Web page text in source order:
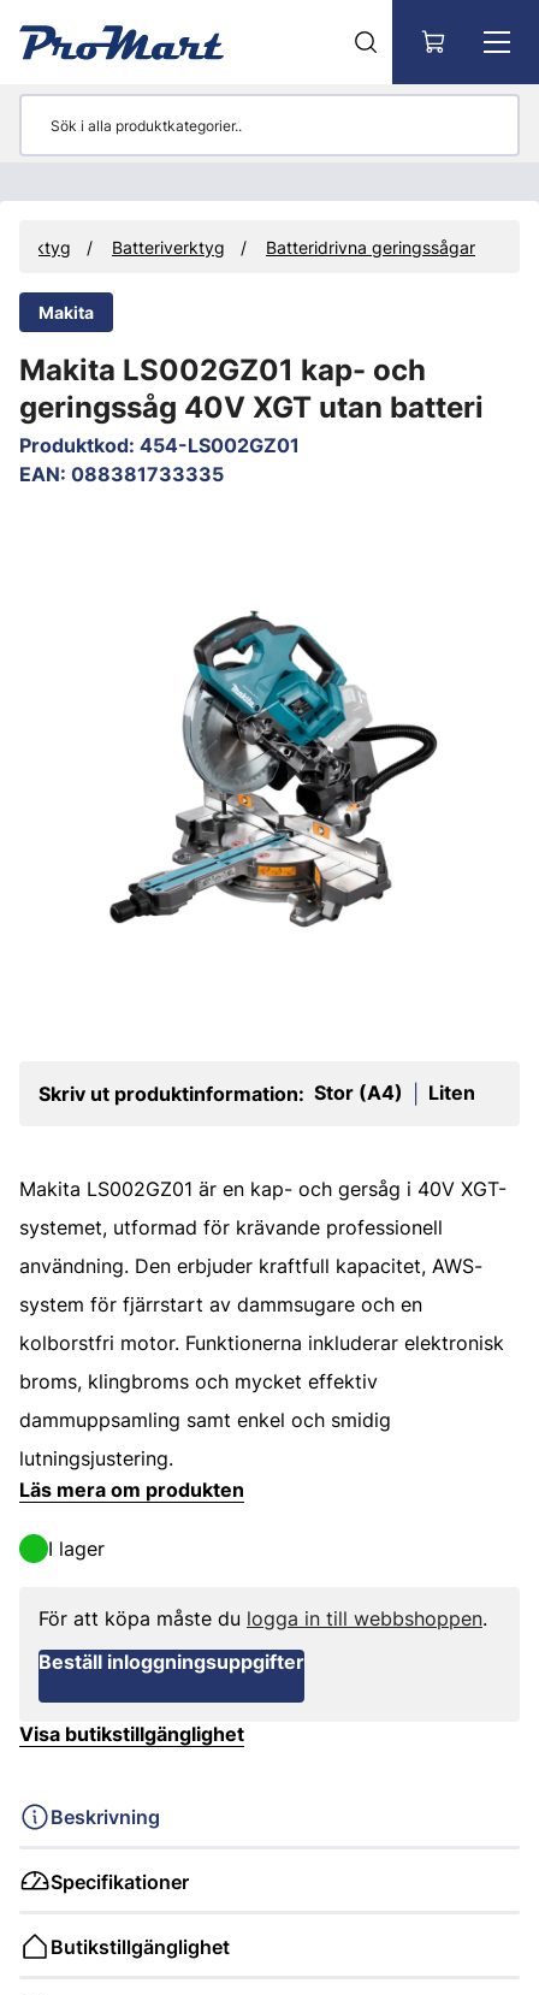
Verktyg Batteriverktyg Batteridrivna geringssågar
Makita
Makita LS002GZ01 kap- och
geringssåg 40V XGT utan batteri
Produktkod: 454-LS002GZ01
EAN: 088381733335
Skriv ut produktinformation: Stor (A4) Liten
Makita LS002GZ01 är en kap- och gersåg i 40V XGT-
systemet, utformad för krävande professionell
användning. Den erbjuder kraftfull kapacitet, AWS-
system för fjärrstart av dammsugare och en
kolborstfri motor. Funktionerna inkluderar elektronisk
broms, klingbroms och mycket effektiv
dammuppsamling samt enkel och smidig
lutningsjustering.
Läs mera om produkten
I lager
För att köpa måste du logga in till webbshoppen.
Beställ inloggningsuppgifter
Visa butikstillgänglighet
Beskrivning
Specifikationer
Butikstillgänglighet